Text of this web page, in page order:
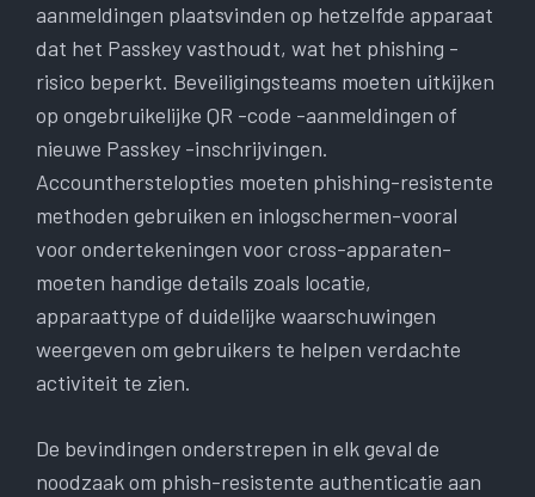
aanmeldingen plaatsvinden op hetzelfde apparaat
dat het Passkey vasthoudt, wat het phishing -
risico beperkt. Beveiligingsteams moeten uitkijken
op ongebruikelijke QR -code -aanmeldingen of
nieuwe Passkey -inschrijvingen.
Accountherstelopties moeten phishing-resistente
methoden gebruiken en inlogschermen-vooral
voor ondertekeningen voor cross-apparaten-
moeten handige details zoals locatie,
apparaattype of duidelijke waarschuwingen
weergeven om gebruikers te helpen verdachte
activiteit te zien.
De bevindingen onderstrepen in elk geval de
noodzaak om phish-resistente authenticatie aan